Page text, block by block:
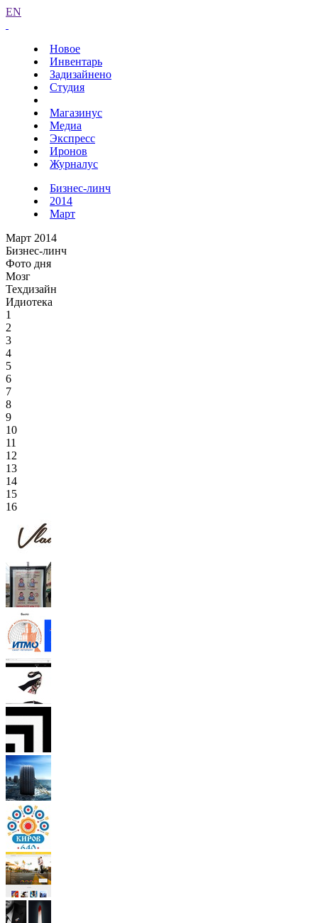
EN
Новое
Инвентарь
Задизайнено
Студия
Магазинус
Медиа
Экспресс
Иронов
Журналус
Бизнес-линч
2014
Март
Март 2014
Бизнес-линч
Фото дня
Мозг
Техдизайн
Идиотека
1
2
3
4
5
6
7
8
9
10
11
12
13
14
15
16